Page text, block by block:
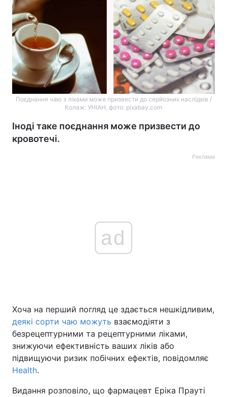
Поєднання чаю з ліками може призвести до серйозних наслідків /
Колаж: УНІАН, фото: pixabay.com
Іноді таке поєднання може призвести до
кровотечі.
Реклама
ad
Хоча на перший погляд це здається нешкідливим,
деякі сорти чаю можуть взаємодіяти з
безрецептурними та рецептурними ліками,
знижуючи ефективність ваших ліків або
підвищуючи ризик побічних ефектів, повідомляє
Health.
Видання розповіло, що фармацевт Еріка Прауті